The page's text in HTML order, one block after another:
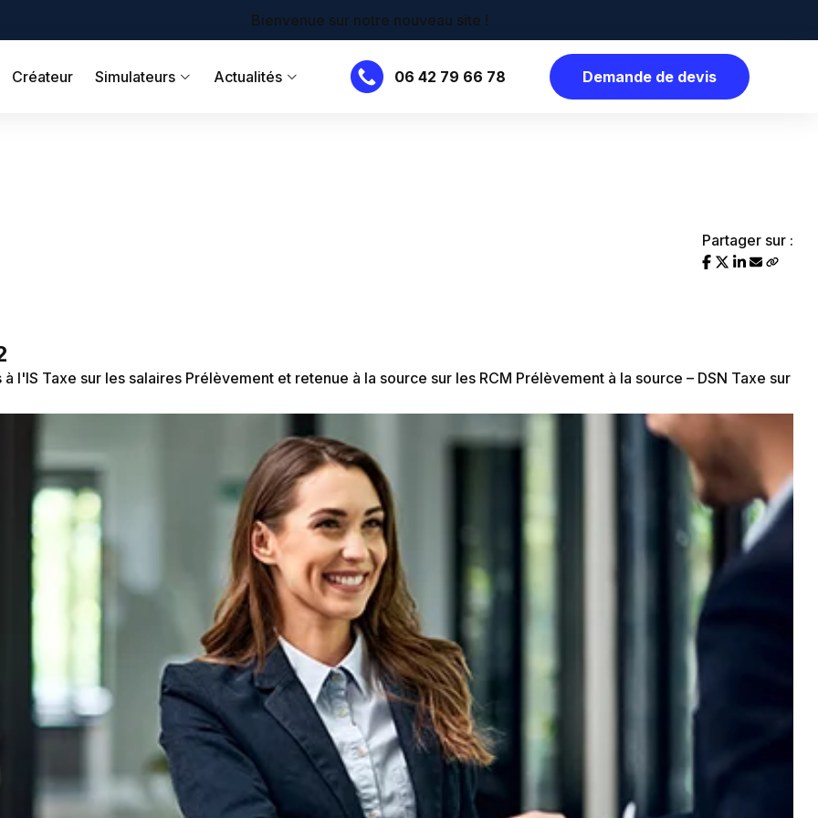
Bienvenue sur notre nouveau site !
Créateur Simulateurs Actualités 06 42 79 66 78 Demande de devis
Partager sur :
à l'IS Taxe sur les salaires Prélèvement et retenue à la source sur les RCM Prélèvement à la source – DSN Taxe sur